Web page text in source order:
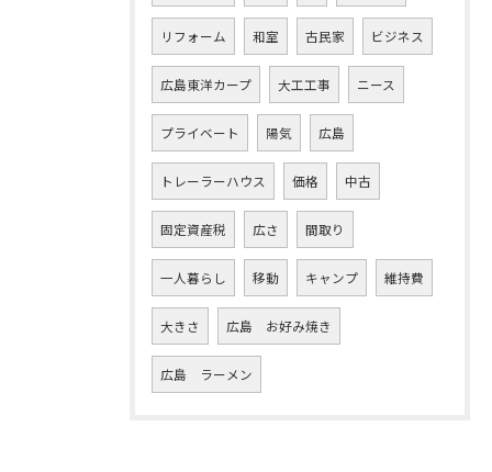
リフォーム 和室 古民家 ビジネス
広島東洋カープ 大工工事 ニース
プライベート 陽気 広島
トレーラーハウス 価格 中古
固定資産税 広さ 間取り
一人暮らし 移動 キャンプ 維持費
大きさ 広島 お好み焼き
広島 ラーメン